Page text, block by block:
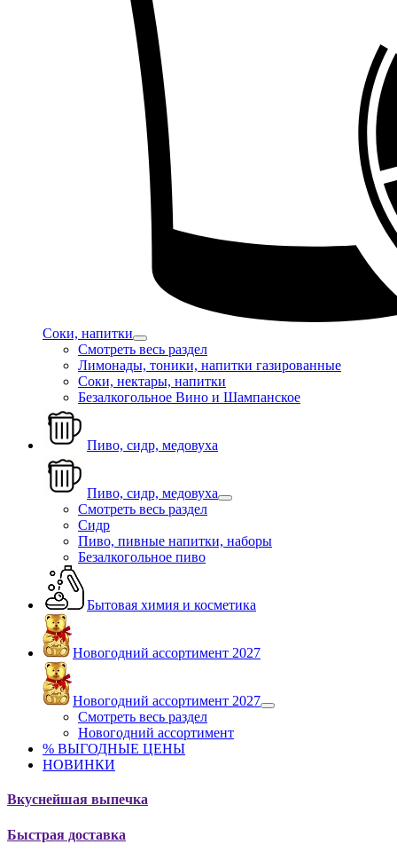
Соки, напитки
Смотреть весь раздел
Лимонады, тоники, напитки газированные
Соки, нектары, напитки
Безалкогольное Вино и Шампанское
Пиво, сидр, медовуха
Пиво, сидр, медовуха
Смотреть весь раздел
Сидр
Пиво, пивные напитки, наборы
Безалкогольное пиво
Бытовая химия и косметика
Новогодний ассортимент 2027
Новогодний ассортимент 2027
Смотреть весь раздел
Новогодний ассортимент
% ВЫГОДНЫЕ ЦЕНЫ
НОВИНКИ
Вкуснейшая выпечка
Быстрая доставка